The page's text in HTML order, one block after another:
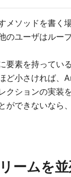
メソッドを書く
のユーザはルー
要素を持ってい
ど小さければ、
クションの実装を
ができないな
ームを並